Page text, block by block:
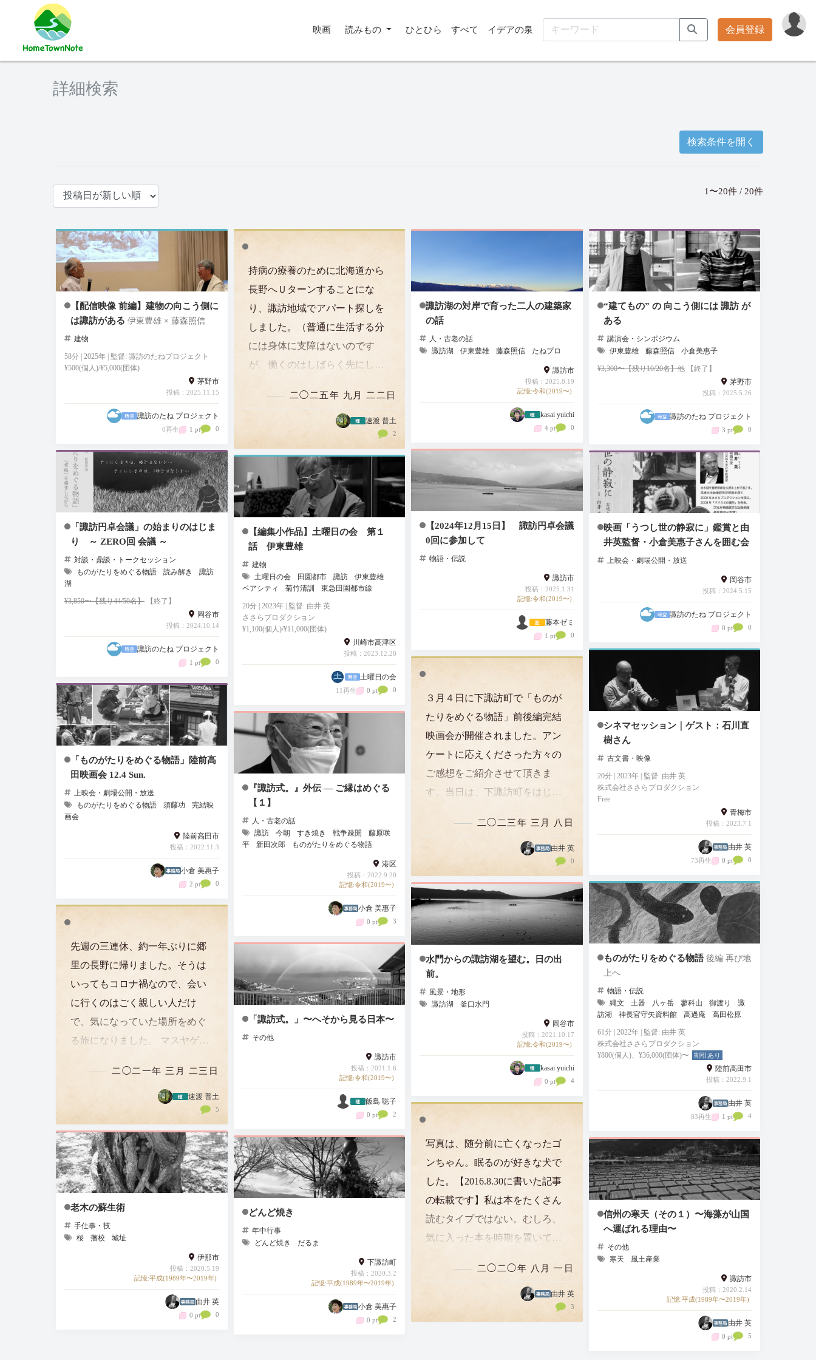
映画 読みもの ひとひら すべて イデアの泉 会員登録
詳細検索
検索条件を開く
1〜20件 / 20件
【配信映像 前編】建物の向こう側に
は諏訪がある 伊東豊雄 × 藤森照信
建物
58分 | 2025年 | 監督: 諏訪のたねプロジェクト
¥500(個人)/¥5,000(団体)
茅野市
投稿：2025.11.15
諏訪のたね プロジェクト
0再生 1 pt 0
持病の療養のために北海道から
長野へＵターンすることにな
り、諏訪地域でアパート探しを
しました。（普通に生活する分
には身体に支障はないのです
が、働くのはしばらく先にし
に宿泊したのですが、ネットで
たまたま「諏訪ノ湖芸術祭」と
いうものが同時期に開催される
ことを知り、部屋探しの空き…
二◯二五年 九月 二二日
速渡 普土
2
諏訪湖の対岸で育った二人の建築家
の話
人・古老の話
諏訪湖
伊東豊雄 藤森照信 たねプロ
諏訪市
投稿：2025.8.19
記憶:令和(2019〜)
kasai yuichi
4 pt 0
“建てもの” の 向こう側には 諏訪 が
ある
講演会・シンポジウム
伊東豊雄
藤森照信 小倉美惠子
¥3,300〜【残り10/20名】他【終了】
茅野市
投稿：2025.5.26
諏訪のたね プロジェクト
3 pt 0
【2024年12月15日】 諏訪円卓会議
0回に参加して
物語・伝説
諏訪市
投稿：2025.1.31
記憶:令和(2019〜)
藤本ゼミ
1 pt 0
「諏訪円卓会議」の始まりのはじま
り ～ ZERO回 会議 ～
対談・鼎談・トークセッション
ものがたりをめぐる物語
読み解き
諏訪
湖
¥3,850〜【残り44/50名】 【終了】
岡谷市
投稿：2024.10.14
諏訪のたね プロジェクト
1 pt 0
映画「うつし世の静寂に」鑑賞と由
井英監督・小倉美惠子さんを囲む会
上映会・劇場公開・放送
岡谷市
投稿：2024.5.15
諏訪のたね プロジェクト
0 pt 0
【編集小作品】土曜日の会 第１
話 伊東豊雄
建物
土曜日の会
田園都市 諏訪
伊東豊雄
ペアシティ
菊竹清訓 東急田園都市線
20分 | 2023年 | 監督: 由井 英
ささらプロダクション
¥1,100(個人)/¥11,000(団体)
川崎市高津区
投稿：2023.12.28
土曜日の会
11再生 0 pt 0
シネマセッション｜ゲスト：石川直
樹さん
古文書・映像
20分 | 2023年 | 監督: 由井 英
株式会社ささらプロダクション
Free
青梅市
投稿：2023.7.1
由井 英
73再生 0 pt 0
３月４日に下諏訪町で「ものが
たりをめぐる物語」前後編完結
映画会が開催されました。アン
ケートに応えくださった方々の
ご感想をご紹介させて頂きま
す。当日は、下諏訪町をはじ
原村、富士見町などの諏訪圏の
みならず、和歌山市からもお越
す。ありがとうございました…
二◯二三年 三月 八日
由井 英
0
「ものがたりをめぐる物語」陸前高
田映画会 12.4 Sun.
上映会・劇場公開・放送
ものがたりをめぐる物語
須藤功
完結映
画会
陸前高田市
投稿：2022.11.3
小倉 美惠子
2 pt 0
『諏訪式。』外伝 ― ご縁はめぐる
【１】
人・古老の話
諏訪
今朝 すき焼き 戦争疎開
藤原咲
平
新田次郎 ものがたりをめぐる物語
港区
投稿：2022.9.20
記憶:令和(2019〜)
小倉 美惠子
0 pt 3
ものがたりをめぐる物語 後編 再び地
上へ
物語・伝説
縄文
土器 八ヶ岳 蓼科山 御渡り
諏
訪湖
神長官守矢資料館 高過庵 高田松原
61分 | 2022年 | 監督: 由井 英
株式会社ささらプロダクション
¥800(個人)、¥36,000(団体)〜
割引あり
陸前高田市
投稿：2022.9.1
由井 英
83再生 1 pt 4
水門からの諏訪湖を望む。日の出
前。
風景・地形
諏訪湖
釜口水門
岡谷市
投稿：2021.10.17
記憶:令和(2019〜)
kasai yuichi
0 pt 4
先週の三連休、約一年ぶりに郷
里の長野に帰りました。そうは
いってもコロナ禍なので、会い
に行くのはごく親しい人だけ
で、気になっていた場所をめぐ
る旅になりました。 マスヤゲス
式。』で知って気になってい
た、上諏訪のリビセン
（ReBuilding Center JAPAN）に
寄り、マスヤゲストハウス…
二◯二一年 三月 二三日
速渡 普土
5
「諏訪式。」〜へそから見る日本〜
その他
諏訪市
投稿：2021.1.6
記憶:令和(2019〜)
飯島 聡子
0 pt 2
写真は、随分前に亡くなったゴ
ンちゃん。眠るのが好きな犬で
した。【2016.8.30に書いた記事
の転載です】私は本をたくさん
読むタイプではない。むしろ、
気に入った本を時期を置いて繰
ら本は自分で選んでいる。仕事
に関する本以外、人から勧めら
れても読もうという気にはなら
二◯二◯年 八月 一日
由井 英
3
老木の蘇生術
手仕事・技
桜
藩校 城址
伊那市
投稿：2020.5.19
記憶:平成(1989年〜2019年)
由井 英
0 pt 0
どんど焼き
年中行事
どんど焼き
だるま
下諏訪町
投稿：2020.3.2
記憶:平成(1989年〜2019年)
小倉 美惠子
0 pt 2
信州の寒天（その１）〜海藻が山国
へ運ばれる理由〜
その他
寒天
風土産業
諏訪市
投稿：2020.2.14
記憶:平成(1989年〜2019年)
由井 英
0 pt 5